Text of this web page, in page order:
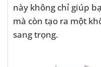
này không chỉ giúp
mà còn tạo ra một
sang trọng.